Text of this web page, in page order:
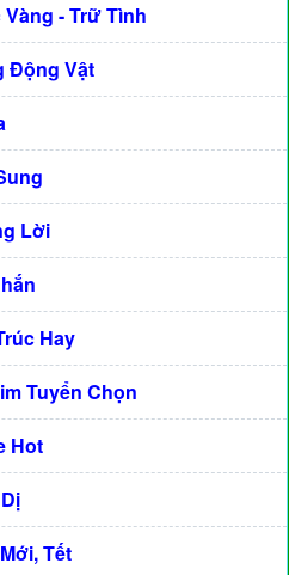
- Trữ Tình
Động Vật
Lời
Hay
Tuyển Chọn
Hot
Tết